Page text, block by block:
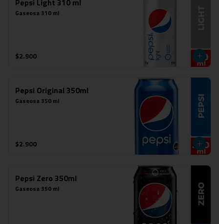
Pepsi Light 310 ml
Gaseosa 310 ml
$2.900
Pepsi Original 350ml
Gaseosa 350 ml
$2.900
Pepsi Zero 350ml
Gaseosa 350 ml